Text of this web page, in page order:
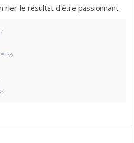
rien le résultat d'être passionnant.